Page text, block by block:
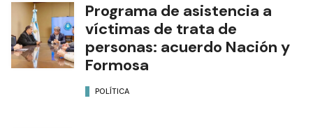
Programa de asistencia a
víctimas de trata de
personas: acuerdo Nación y
Formosa
POLÍTICA